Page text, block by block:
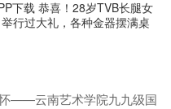
下载 恭喜！28岁TVB长腿女
行过大礼，各种金器摆满桌
——云南艺术学院九九级国